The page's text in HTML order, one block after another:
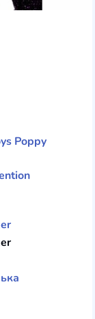
Poppy